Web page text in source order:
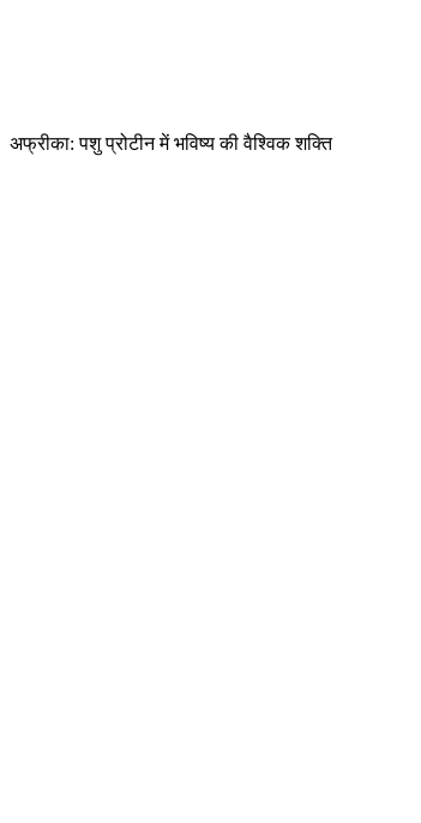
अफ्रीका: पशु प्रोटीन में भविष्य की वैश्विक शक्ति